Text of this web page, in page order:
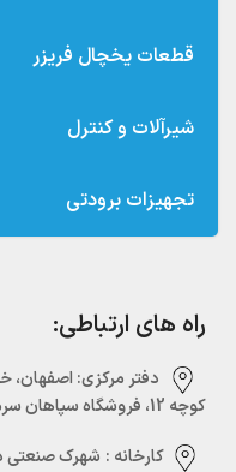
قطعات یخچال فریزر
شیرآلات و کنترل
تجهیزات برودتی
راه های ارتباطی:
دفتر مرکزی:‌ اصفهان،
کوچه 12، فروشگاه سپاهان سرما
کارخانه : شهرک صنعتی